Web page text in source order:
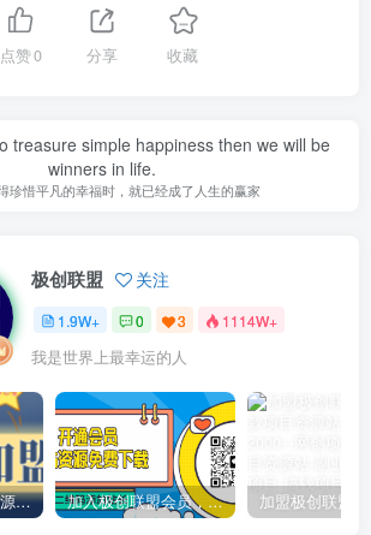
点赞0 分享 收藏
treasure simple happiness then we will be
winners in life.
珍惜平凡的幸福时，就已经成了人生的赢家
极创联盟 关注
1.9W+ 0 3 1114W+
我是世界上最幸运的人
开一个知识付费资源网站，小白也能日入1000+ 加入极创联盟会员，全站资源免费学习。